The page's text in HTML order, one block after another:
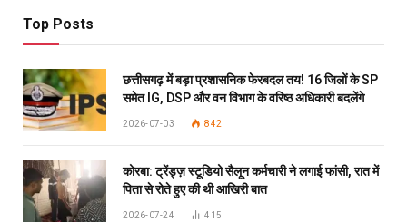
Top Posts
छत्तीसगढ़ में बड़ा प्रशासनिक फेरबदल तय! 16 जिलों के SP
समेत IG, DSP और वन विभाग के वरिष्ठ अधिकारी बदलेंगे
2026-07-03 842
कोरबा: ट्रेंड्ज़ स्टूडियो सैलून कर्मचारी ने लगाई फांसी, रात में
पिता से रोते हुए की थी आखिरी बात
2026-07-24 415